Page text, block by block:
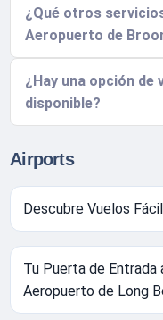
¿Qué otros
Aeropuerto de
¿Hay una opción de
disponible?
Airports
Descubre Vuelos
Tu Puerta de Entrada
Aeropuerto de Long